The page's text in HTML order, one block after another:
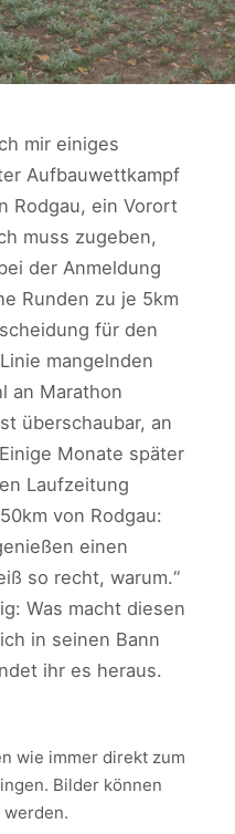
mir einiges
Aufbauwettkampf
Rodgau, ein Vorort
muss zugeben,
der Anmeldung
Runden zu je 5km
für den
mangelnden
an Marathon
überschaubar, an
Monate später
Laufzeitung
von Rodgau:
einen
so recht, warum.“
Was macht diesen
in seinen Bann
ihr es heraus.
wie immer direkt zum
Bilder können